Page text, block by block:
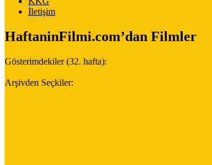
İletişim
HaftaninFilmi.com’dan Filmler
Gösterimdekiler (32. hafta):
Arşivden Seçkiler: